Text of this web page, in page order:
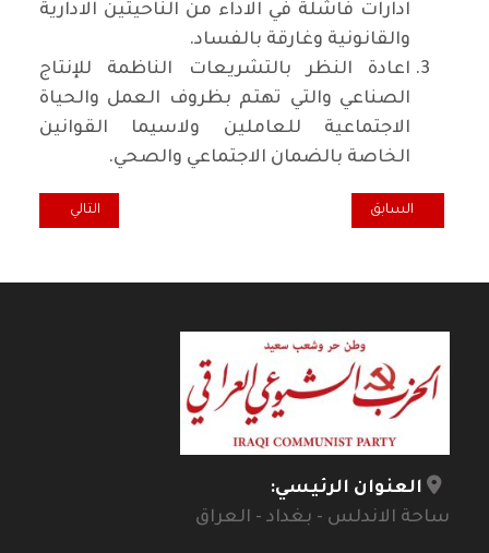
ادارات فاشلة في الاداء من الناحيتين الادارية
والقانونية وغارقة بالفساد.
اعادة النظر بالتشريعات الناظمة للإنتاج
الصناعي والتي تهتم بظروف العمل والحياة
الاجتماعية للعاملين ولاسيما القوانين
الخاصة بالضمان الاجتماعي والصحي.
المقال السابق: الاقتراض يدفعنا الى اين؟ *
السابق المقال التالي:
التالي
العنوان الرئيسي:
ساحة الاندلس - بغداد - العراق